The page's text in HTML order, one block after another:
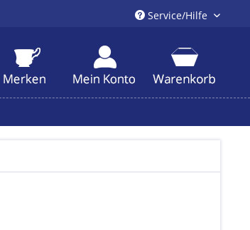
Service/Hilfe